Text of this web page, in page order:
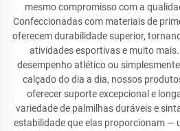
mesmo compromisso com a
Confeccionadas com materiais de
oferecem durabilidade superior,
atividades esportivas e muito
desempenho atlético ou
calçado do dia a dia, nossos
oferecer suporte excepcional e
variedade de palmilhas duráveis e
estabilidade que elas proporcionam —